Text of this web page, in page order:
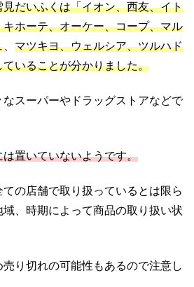
だいふくは「イオン、西友、イト
ホーテ、オーケー、コープ、マル
マツキヨ、ウェルシア、ツルハド
いることが分かりました。
スーパーやドラッグストアなどで
置いていないようです。
の店舗で取り扱っているとは限ら
、時期によって商品の取り扱い状
り切れの可能性もあるので注意し